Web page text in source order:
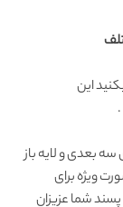
این
سه بعدیو لایه باز
ویژه برای
پسند شما عزیزان